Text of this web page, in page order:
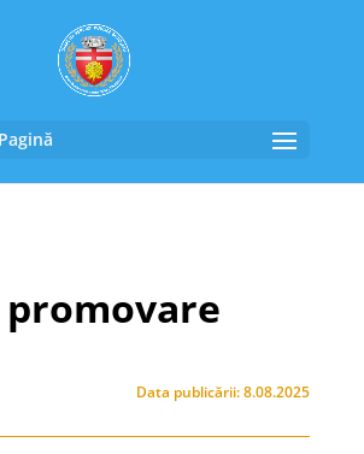
Data publicării: 8.08.2025